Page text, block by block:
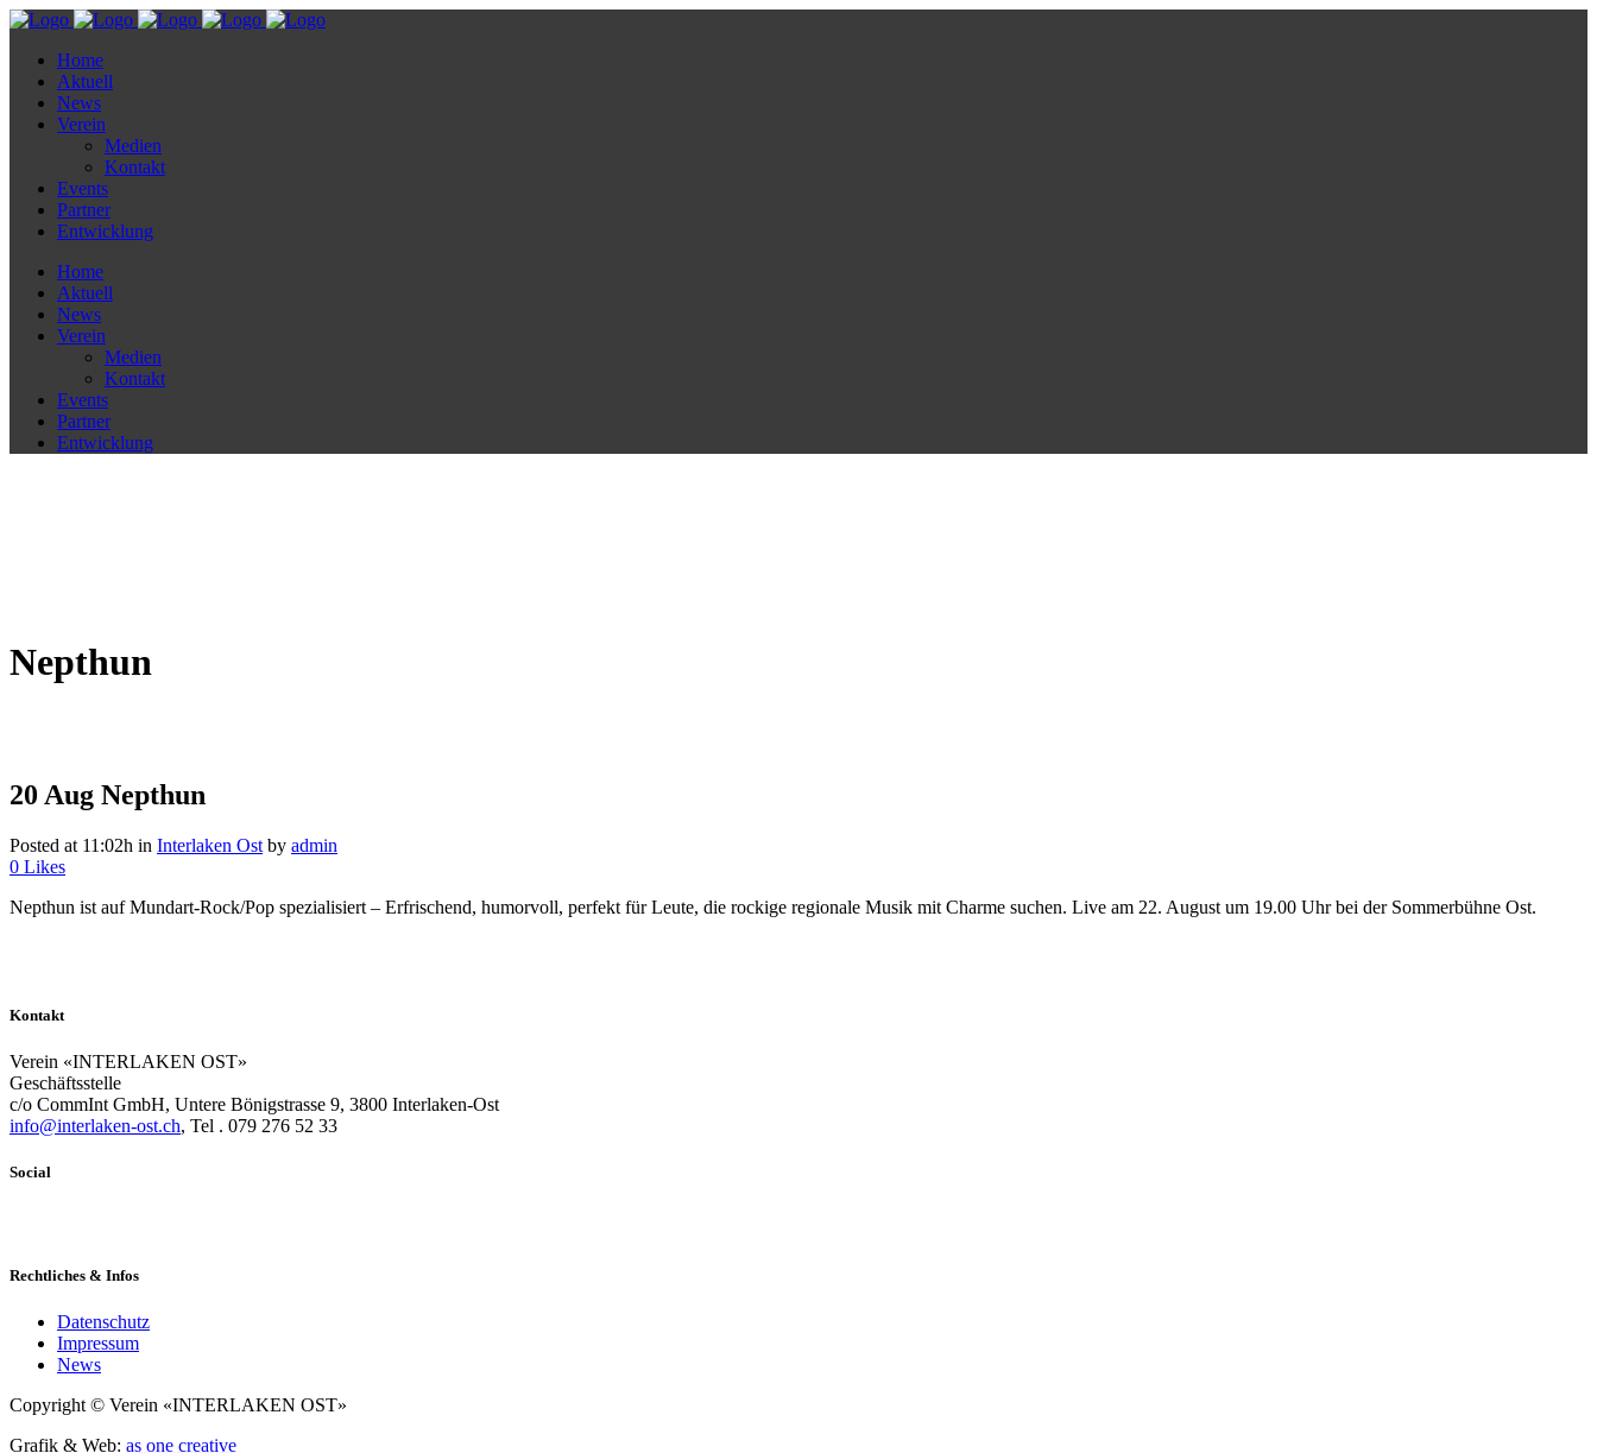
Home
Aktuell
News
Verein
Medien
Kontakt
Events
Partner
Entwicklung
Home
Aktuell
News
Verein
Medien
Kontakt
Events
Partner
Entwicklung
Nepthun
20 Aug Nepthun
Posted at 11:02h in Interlaken Ost by admin
0 Likes
Nepthun ist auf Mundart-Rock/Pop spezialisiert – Erfrischend, humorvoll, perfekt für Leute, die rockige regionale Musik mit Charme suchen. Live am 22. August um 19.00 Uhr bei der Sommerbühne Ost.
Kontakt
Verein «INTERLAKEN OST»
Geschäftsstelle
c/o CommInt GmbH, Untere Bönigstrasse 9, 3800 Interlaken-Ost
info@interlaken-ost.ch, Tel . 079 276 52 33
Social
Rechtliches & Infos
Datenschutz
Impressum
News
Copyright © Verein «INTERLAKEN OST»
Grafik & Web: as one creative